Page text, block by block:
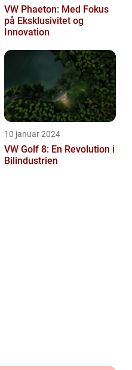
VW Phaeton: Med Fokus
på Eksklusivitet og
Innovation
10 januar 2024
VW Golf 8: En Revolution i
Bilindustrien